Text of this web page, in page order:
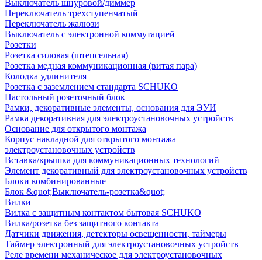
Выключатель шнуровой/диммер
Переключатель трехступенчатый
Переключатель жалюзи
Выключатель с электронной коммутацией
Розетки
Розетка силовая (штепсельная)
Розетка медная коммуникационная (витая пара)
Колодка удлинителя
Розетка с заземлением стандарта SCHUKO
Настольный розеточный блок
Рамки, декоративные элементы, основания для ЭУИ
Рамка декоративная для электроустановочных устройств
Основание для открытого монтажа
Корпус накладной для открытого монтажа
электроустановочных устройств
Вставка/крышка для коммуникационных технологий
Элемент декоративный для электроустановочных устройств
Блоки комбинированные
Блок &quot;Выключатель-розетка&quot;
Вилки
Вилка с защитным контактом бытовая SCHUKO
Вилка/розетка без защитного контакта
Датчики движения, детекторы освещенности, таймеры
Таймер электронный для электроустановочных устройств
Реле времени механическое для электроустановочных